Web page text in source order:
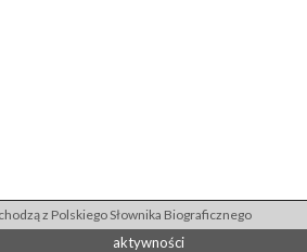
z Polskiego Słownika Biograficznego
aktywności